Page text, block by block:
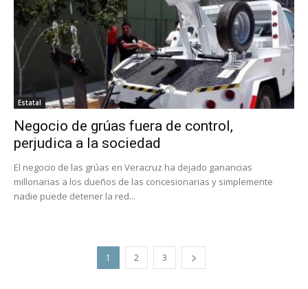
Estatal
Negocio de grúas fuera de control,
perjudica a la sociedad
El negocio de las grúas en Veracruz ha dejado ganancias
millonarias a los dueños de las concesionarias y simplemente
nadie puede detener la red...
1 2 3